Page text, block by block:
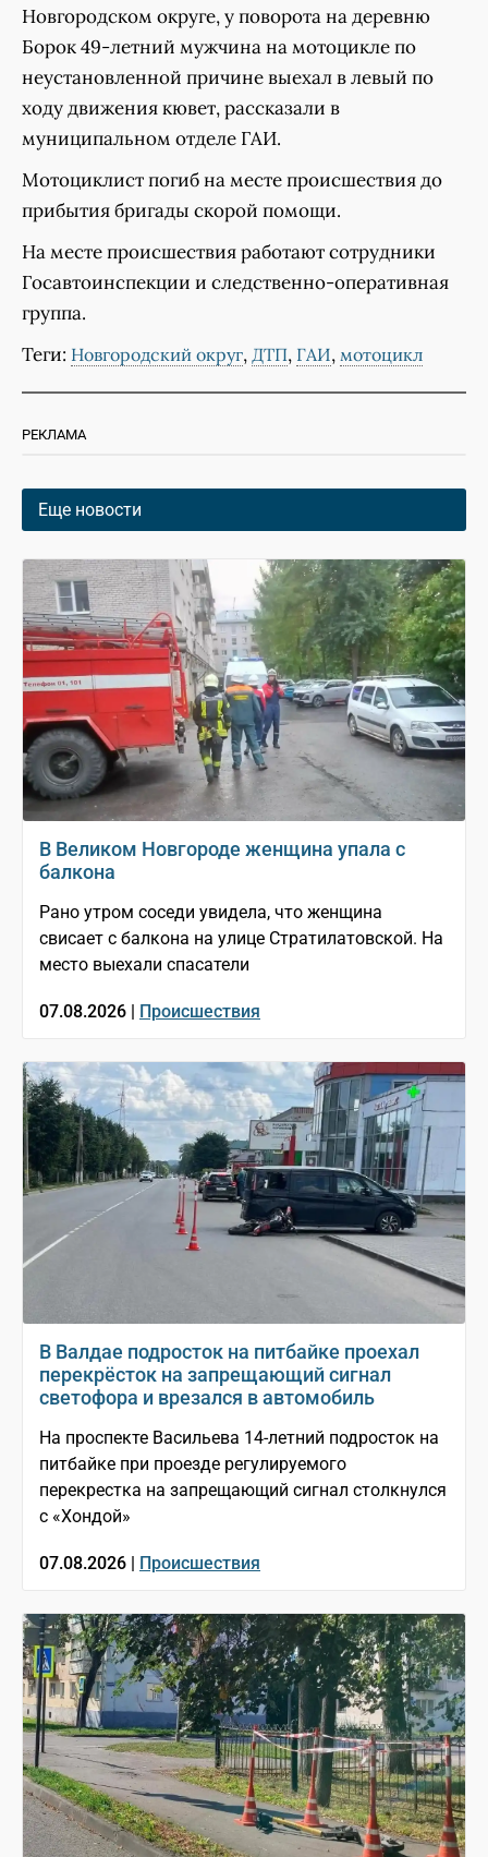
Новгородском округе, у поворота на деревню
Борок 49-летний мужчина на мотоцикле по
неустановленной причине выехал в левый по
ходу движения кювет, рассказали в
муниципальном отделе ГАИ.
Мотоциклист погиб на месте происшествия до
прибытия бригады скорой помощи.
На месте происшествия работают сотрудники
Госавтоинспекции и следственно-оперативная
группа.
Теги: Новгородский округ, ДТП, ГАИ, мотоцикл
РЕКЛАМА
Еще новости
В Великом Новгороде женщина упала с
балкона
Рано утром соседи увидела, что женщина
свисает с балкона на улице Стратилатовской. На
место выехали спасатели
07.08.2026 | Происшествия
В Валдае подросток на питбайке проехал
перекрёсток на запрещающий сигнал
светофора и врезался в автомобиль
На проспекте Васильева 14-летний подросток на
питбайке при проезде регулируемого
перекрестка на запрещающий сигнал столкнулся
с «Хондой»
07.08.2026 | Происшествия